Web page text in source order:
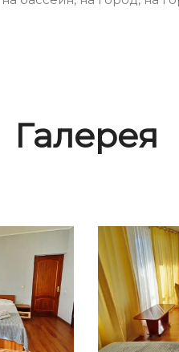
Галерея